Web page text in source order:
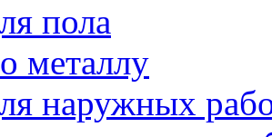
пола
металлу
наружных